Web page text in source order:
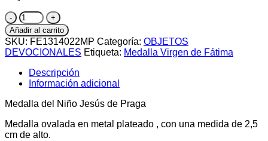
Medalla
del
Niño
Jesús
de
Praga
cantidad
Añadir al carrito
SKU: FE1314022MP Categoría: OBJETOS
DEVOCIONALES Etiqueta: Medalla Virgen de Fátima
Descripción
Información adicional
Medalla del Niño Jesús de Praga
Medalla ovalada en metal plateado , con una medida de 2,5
cm de alto.